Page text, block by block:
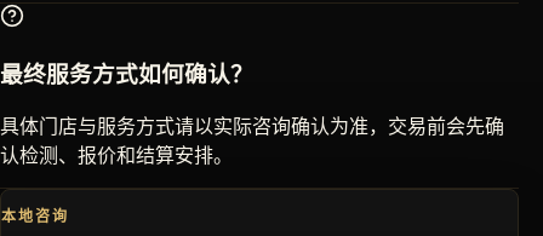
最终服务方式如何确认？
具体门店与服务方式请以实际咨询确认为准，交易前会先确
认检测、报价和结算安排。
本地咨询